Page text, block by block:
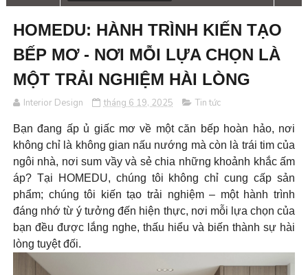
HOMEDU: HÀNH TRÌNH KIẾN TẠO
BẾP MƠ - NƠI MỖI LỰA CHỌN LÀ
MỘT TRẢI NGHIỆM HÀI LÒNG
Interior Design tháng 6 19, 2025 Tin tức
Bạn đang ấp ủ giấc mơ về một căn bếp hoàn hảo, nơi
không chỉ là không gian nấu nướng mà còn là trái tim của
ngôi nhà, nơi sum vầy và sẻ chia những khoảnh khắc ấm
áp? Tại HOMEDU, chúng tôi không chỉ cung cấp sản
phẩm; chúng tôi kiến tạo trải nghiệm – một hành trình
đáng nhớ từ ý tưởng đến hiện thực, nơi mỗi lựa chọn của
bạn đều được lắng nghe, thấu hiểu và biến thành sự hài
lòng tuyệt đối.